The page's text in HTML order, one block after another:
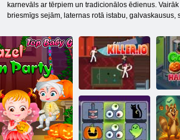
karnevāls ar tērpiem un tradicionālos ēdienus.
briesmīgs sejām, laternas rotā istabu,
Slepkava. io